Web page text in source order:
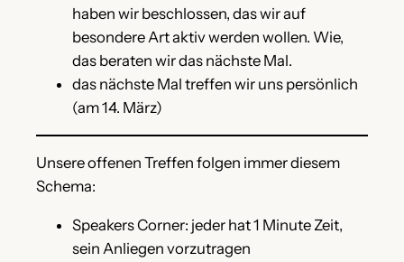
haben wir beschlossen, das wir auf
besondere Art aktiv werden wollen. Wie,
das beraten wir das nächste Mal.
das nächste Mal treffen wir uns persönlich
(am 14. März)
Unsere offenen Treffen folgen immer diesem
Schema:
Speakers Corner: jeder hat 1 Minute Zeit,
sein Anliegen vorzutragen